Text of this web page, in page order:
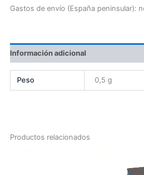
Gastos de envío (España peninsular):
Información adicional
Peso 0,5 g
Productos relacionados